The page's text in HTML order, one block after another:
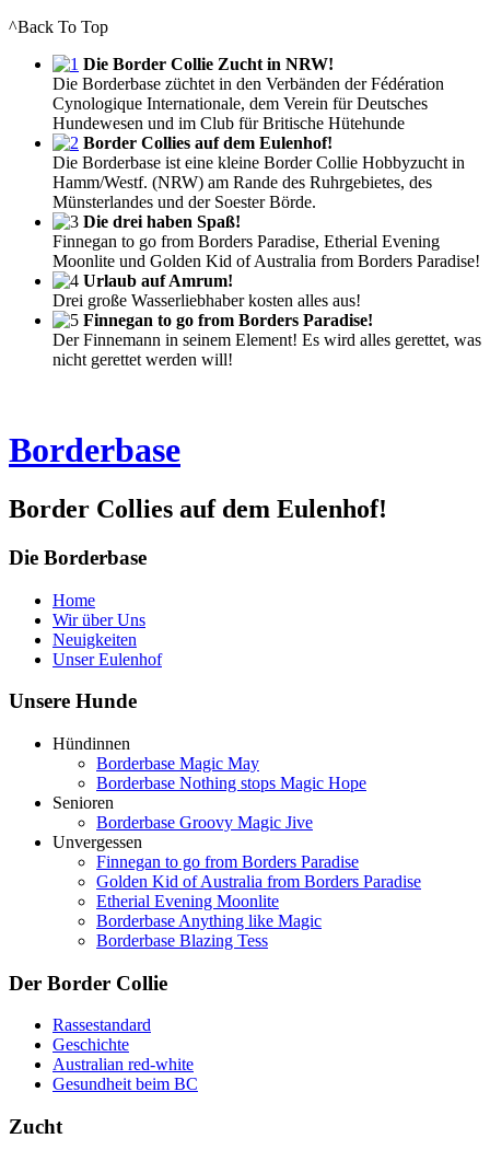
^Back To Top
Die Border Collie Zucht in NRW!
Die Borderbase züchtet in den Verbänden der Fédération
Cynologique Internationale, dem Verein für Deutsches
Hundewesen und im Club für Britische Hütehunde
Border Collies auf dem Eulenhof!
Die Borderbase ist eine kleine Border Collie Hobbyzucht in
Hamm/Westf. (NRW) am Rande des Ruhrgebietes, des
Münsterlandes und der Soester Börde.
Die drei haben Spaß!
Finnegan to go from Borders Paradise, Etherial Evening
Moonlite und Golden Kid of Australia from Borders Paradise!
Urlaub auf Amrum!
Drei große Wasserliebhaber kosten alles aus!
Finnegan to go from Borders Paradise!
Der Finnemann in seinem Element! Es wird alles gerettet, was
nicht gerettet werden will!
Borderbase
Border Collies auf dem Eulenhof!
Die Borderbase
Home
Wir über Uns
Neuigkeiten
Unser Eulenhof
Unsere Hunde
Hündinnen
Borderbase Magic May
Borderbase Nothing stops Magic Hope
Senioren
Borderbase Groovy Magic Jive
Unvergessen
Finnegan to go from Borders Paradise
Golden Kid of Australia from Borders Paradise
Etherial Evening Moonlite
Borderbase Anything like Magic
Borderbase Blazing Tess
Der Border Collie
Rassestandard
Geschichte
Australian red-white
Gesundheit beim BC
Zucht